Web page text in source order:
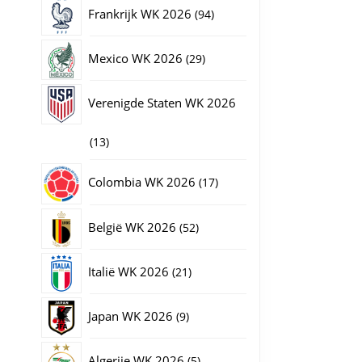
Frankrijk WK 2026 9494
Mexico WK 2026 2929
Verenigde Staten WK 2026
1313
producten
Colombia WK 2026 1717
België WK 2026 5252
Italië WK 2026 2121
Japan WK 2026 99
5